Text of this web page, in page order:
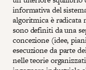
informativa del
algoritmica è radicata
sono definiti da una
concezione (idee,
esecuzione da parte
nelle teorie